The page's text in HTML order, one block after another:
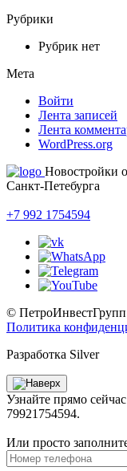
Рубрики
Рубрик нет
Мета
Войти
Лента записей
Лента
WordPress.org
Новостройки
Санкт-Петебурга
+7 992 1754594
© ПетроИнвестГрупп
Политика
Разработка Silver
Узнайте прямо
79921754594.
Или просто